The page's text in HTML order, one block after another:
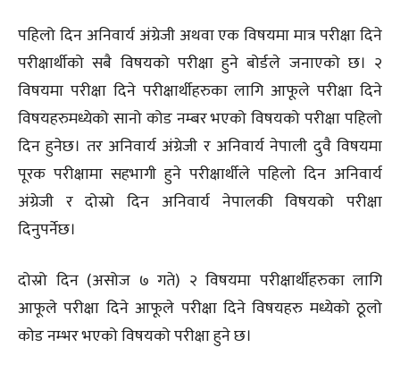
पहिलो दिन अनिवार्य अंग्रेजी अथवा एक विषयमा मात्र परीक्षा दिने
परीक्षार्थीको सबै विषयको परीक्षा हुने बोर्डले जनाएको छ। २
विषयमा परीक्षा दिने परीक्षार्थीहरुका लागि आफूले परीक्षा दिने
विषयहरुमध्येको सानो कोड नम्बर भएको विषयको परीक्षा पहिलो
दिन हुनेछ। तर अनिवार्य अंग्रेजी र अनिवार्य नेपाली दुवै विषयमा
पूरक परीक्षामा सहभागी हुने परीक्षार्थीले पहिलो दिन अनिवार्य
अंग्रेजी र दोस्रो दिन अनिवार्य नेपालकी विषयको परीक्षा
दिनुपर्नेछ।
दोस्रो दिन (असोज ७ गते) २ विषयमा परीक्षार्थीहरुका लागि
आफूले परीक्षा दिने आफूले परीक्षा दिने विषयहरु मध्येको ठूलो
कोड नम्भर भएको विषयको परीक्षा हुने छ।